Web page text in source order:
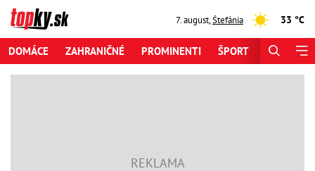
7. august,Štefánia 33 °C
DOMÁCE ZAHRANIČNÉ PROMINENTI ŠPORT